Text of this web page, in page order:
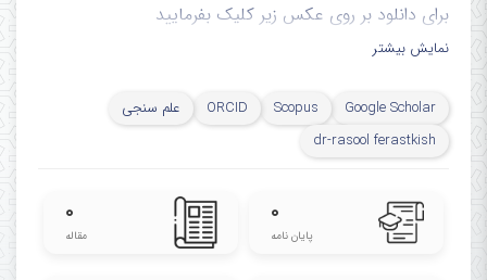
برای دانلود بر روی عکس زیر کلیک بفرمایید
نمایش بیشتر
Google Scholar
Scopus
ORCID
علم سنجی
dr-rasool ferastkish
۰
پایان نامه
۰
مقاله